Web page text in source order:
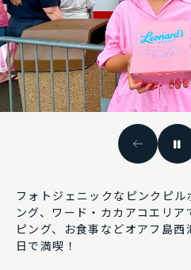
予約
予約
フォトジェニックなピンクピ
ング、ワード・カカアコエリ
ピング、お食事などオアフ島
日で満喫！